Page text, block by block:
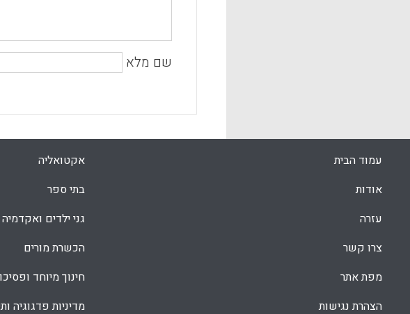
שם מלא
עמוד הבית
אודות
עזרה
צרו קשר
מפת אתר
הצהרת נגישות
אקטואליה
בתי ספר
גני ילדים ואקדמיה
הכשרת מורים
חינוך מיוחד
מדיניות פדגוגיה